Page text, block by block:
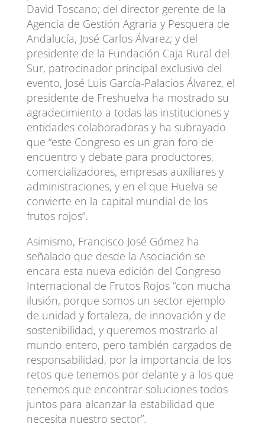
David Toscano; del director gerente de la
Agencia de Gestión Agraria y Pesquera de
Andalucía, José Carlos Álvarez; y del
presidente de la Fundación Caja Rural del
Sur, patrocinador principal exclusivo del
evento, José Luis García-Palacios Álvarez, el
presidente de Freshuelva ha mostrado su
agradecimiento a todas las instituciones y
entidades colaboradoras y ha subrayado
que “este Congreso es un gran foro de
encuentro y debate para productores,
comercializadores, empresas auxiliares y
administraciones, y en el que Huelva se
convierte en la capital mundial de los
frutos rojos”.
Asimismo, Francisco José Gómez ha
señalado que desde la Asociación se
encara esta nueva edición del Congreso
Internacional de Frutos Rojos “con mucha
ilusión, porque somos un sector ejemplo
de unidad y fortaleza, de innovación y de
sostenibilidad, y queremos mostrarlo al
mundo entero, pero también cargados de
responsabilidad, por la importancia de los
retos que tenemos por delante y a los que
tenemos que encontrar soluciones todos
juntos para alcanzar la estabilidad que
necesita nuestro sector”.